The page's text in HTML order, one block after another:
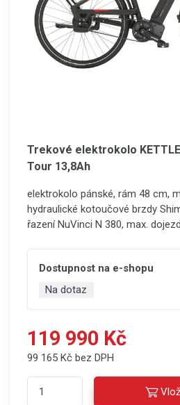
Trekové elektrokolo
Tour 13,8Ah
elektrokolo pánské, rám 48 cm,
hydraulické kotoučové brzdy
řazení NuVinci N 380, max.
Dostupnost na e-shopu
Na dotaz
119 990 Kč
99 165 Kč bez DPH